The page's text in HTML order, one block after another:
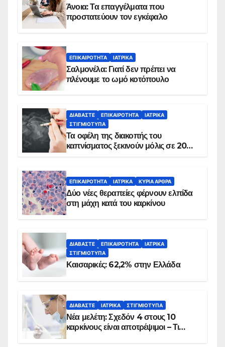
Άνοια: Τα επαγγέλματα που
προστατεύουν τον εγκέφαλο
ΕΠΙΚΑΙΡΌΤΗΤΑ ΙΑΤΡΙΚΆ
Σαλμονέλα: Γιατί δεν πρέπει να
πλένουμε το ωμό κοτόπουλο
ΔΙΑΒΆΣΤΕ ΕΠΙΚΑΙΡΌΤΗΤΑ
ΙΑΤΡΙΚΆ
ΣΤΙΓΜΙΌΤΥΠΑ
Τα οφέλη της διακοπής του
καπνίσματος ξεκινούν μόλις σε 20
ΕΠΙΚΑΙΡΌΤΗΤΑ ΙΑΤΡΙΚΆ ΚΥΡΙΑ ΑΡΘΡΑ
Δύο νέες θεραπείες φέρνουν ελπίδα
στη μάχη κατά του καρκίνου
ΔΙΑΒΆΣΤΕ ΕΠΙΚΑΙΡΌΤΗΤΑ
ΙΑΤΡΙΚΆ
ΣΤΙΓΜΙΌΤΥΠΑ
Καισαρικές: 62,2% στην Ελλάδα
ΔΙΑΒΆΣΤΕ ΙΑΤΡΙΚΆ ΣΤΙΓΜΙΌΤΥΠΑ
Νέα μελέτη: Σχεδόν 4 στους 10
καρκίνους είναι αποτρέψιμοι – Τι